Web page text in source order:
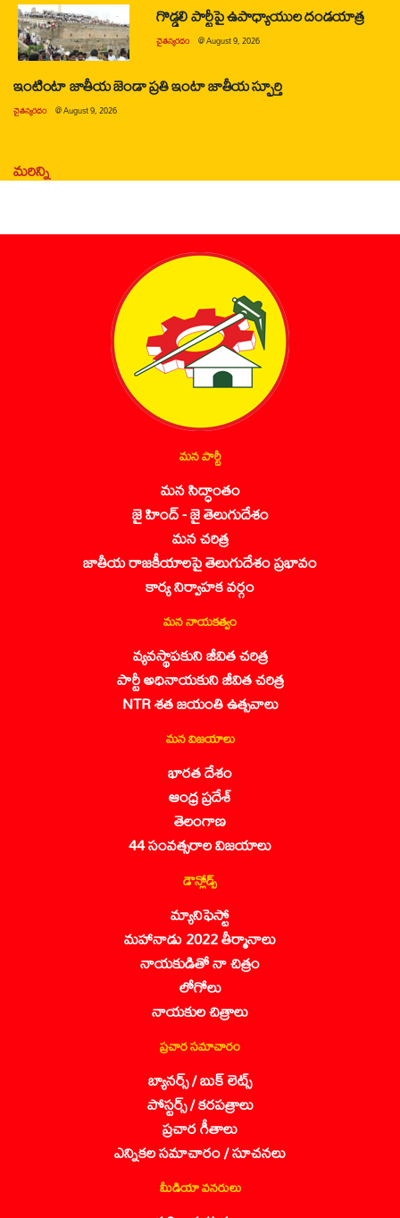
గొడ్డలి పార్టీపై ఉపాధ్యాయుల దండయాత్ర
చైతన్యరధం @August 9, 2026
ఇంటింటా జాతీయ జెండా ప్రతి ఇంటా జాతీయ స్ఫూర్తి
చైతన్యరధం @August 9, 2026
మరిన్ని
మన పార్టీ
మన సిద్ధాంతం
జై హింద్ - జై తెలుగుదేశం
మన చరిత్ర
జాతీయ రాజకీయాలపై తెలుగుదేశం ప్రభావం
కార్య నిర్వాహక వర్గం
మన నాయకత్వం
వ్యవస్థాపకుని జీవిత చరిత్ర
పార్టీ అధినాయకుని జీవిత చరిత్ర
NTR శత జయంతి ఉత్సవాలు
మన విజయాలు
భారత దేశం
ఆంధ్ర ప్రదేశ్
తెలంగాణ
44 సంవత్సరాల విజయాలు
డౌన్లోడ్స్
మ్యానిఫెస్టో
మహానాడు 2022 తీర్మానాలు
నాయకుడితో నా చిత్రం
లోగోలు
నాయకుల చిత్రాలు
ప్రచార సమాచారం
బ్యానర్స్ / బుక్ లెట్స్
పోస్టర్స్ / కరపత్రాలు
ప్రచార గీతాలు
ఎన్నికల సమాచారం / సూచనలు
మీడియా వనరులు